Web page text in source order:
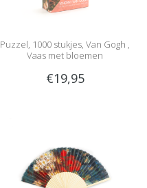
Puzzel, 1000 stukjes, Van Gogh ,
Vaas met bloemen
€19,95